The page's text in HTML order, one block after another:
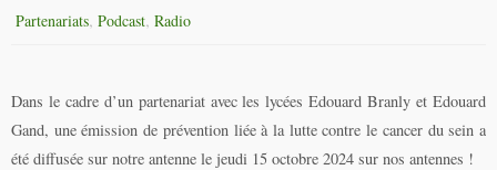
Partenariats, Podcast, Radio
Dans le cadre d’un partenariat avec les lycées Edouard Branly et Edouard
Gand, une émission de prévention liée à la lutte contre le cancer du sein a
été diffusée sur notre antenne le jeudi 15 octobre 2024 sur nos antennes !